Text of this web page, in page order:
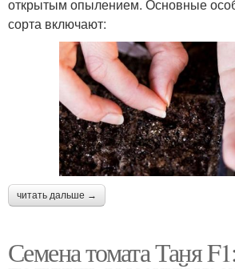
открытым опылением. Основные
сорта включают:
читать дальше →
Семена томата Таня